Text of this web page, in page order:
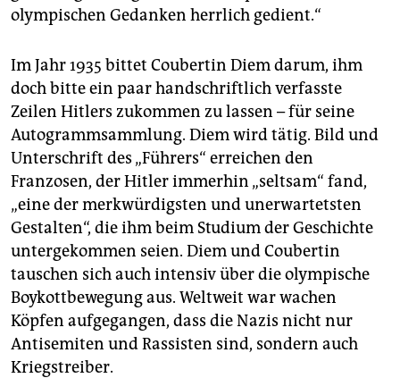
olympischen Gedanken herrlich gedient.“
Im Jahr 1935 bittet Coubertin Diem darum, ihm
doch bitte ein paar handschriftlich verfasste
Zeilen Hitlers zukommen zu lassen – für seine
Autogrammsammlung. Diem wird tätig. Bild und
Unterschrift des „Führers“ erreichen den
Franzosen, der Hitler immerhin „seltsam“ fand,
„eine der merkwürdigsten und unerwartetsten
Gestalten“, die ihm beim Studium der Geschichte
untergekommen seien. Diem und Coubertin
tauschen sich auch intensiv über die olympische
Boykottbewegung aus. Weltweit war wachen
Köpfen aufgegangen, dass die Nazis nicht nur
Antisemiten und Rassisten sind, sondern auch
Kriegstreiber.